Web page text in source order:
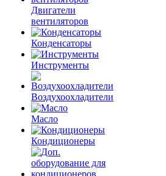
Двигатели
вентиляторов
Конденсаторы
Инструменты
Воздухоохладители
Масло
Кондиционеры